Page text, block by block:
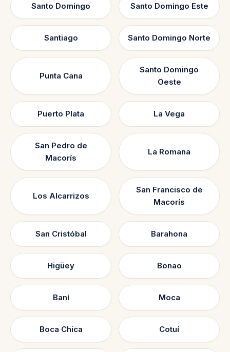
Santo Domingo Santo Domingo Este
Santiago Santo Domingo Norte
Punta Cana
Santo Domingo
Oeste
Puerto Plata La Vega
San Pedro de
Macorís
La Romana
Los Alcarrizos
San Francisco de
Macorís
San Cristóbal Barahona
Higüey Bonao
Baní Moca
Boca Chica Cotuí